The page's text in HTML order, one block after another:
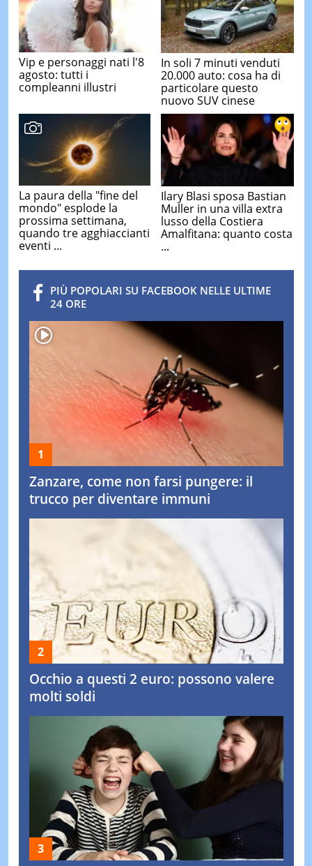
Vip e personaggi nati l'8
agosto: tutti i
compleanni illustri
In soli 7 minuti venduti
20.000 auto: cosa ha di
particolare questo
nuovo SUV cinese
La paura della "fine del
mondo" esplode la
prossima settimana,
quando tre agghiaccianti
eventi ...
Ilary Blasi sposa Bastian
Muller in una villa extra
lusso della Costiera
Amalfitana: quanto costa
...
PIÙ POPOLARI SU FACEBOOK NELLE ULTIME
24 ORE
Zanzare, come non farsi pungere: il
trucco per diventare immuni
Occhio a questi 2 euro: possono valere
molti soldi